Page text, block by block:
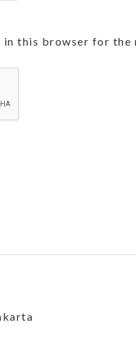
in this browser for the